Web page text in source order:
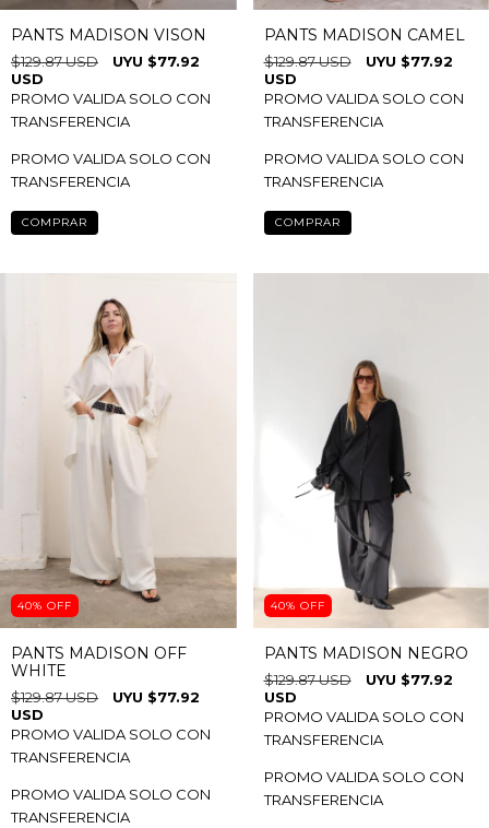
PANTS MADISON VISON
$129.87 USD
$77.92
USD
PROMO VALIDA SOLO CON
TRANSFERENCIA
PROMO VALIDA SOLO CON
TRANSFERENCIA
COMPRAR
PANTS MADISON CAMEL
$129.87 USD
$77.92
USD
PROMO VALIDA SOLO CON
TRANSFERENCIA
PROMO VALIDA SOLO CON
TRANSFERENCIA
COMPRAR
40% OFF
PANTS MADISON OFF
WHITE
$129.87 USD
$77.92
USD
PROMO VALIDA SOLO CON
TRANSFERENCIA
PROMO VALIDA SOLO CON
TRANSFERENCIA
40% OFF
PANTS MADISON NEGRO
$129.87 USD
$77.92
USD
PROMO VALIDA SOLO CON
TRANSFERENCIA
PROMO VALIDA SOLO CON
TRANSFERENCIA